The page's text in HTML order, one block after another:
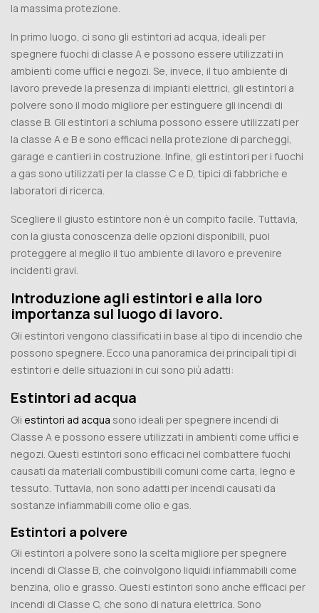
la massima protezione.
In primo luogo, ci sono gli estintori ad acqua, ideali per
spegnere fuochi di classe A e possono essere utilizzati in
ambienti come uffici e negozi. Se, invece, il tuo ambiente di
lavoro prevede la presenza di impianti elettrici, gli estintori a
polvere sono il modo migliore per estinguere gli incendi di
classe B. Gli estintori a schiuma possono essere utilizzati per
la classe A e B e sono efficaci nella protezione di parcheggi,
garage e cantieri in costruzione. Infine, gli estintori per i fuochi
a gas sono utilizzati per la classe C e D, tipici di fabbriche e
laboratori di ricerca.
Scegliere il giusto estintore non è un compito facile. Tuttavia,
con la giusta conoscenza delle opzioni disponibili, puoi
proteggere al meglio il tuo ambiente di lavoro e prevenire
incidenti gravi.
Introduzione agli estintori e alla loro
importanza sul luogo di lavoro.
Gli estintori vengono classificati in base al tipo di incendio che
possono spegnere. Ecco una panoramica dei principali tipi di
estintori e delle situazioni in cui sono più adatti:
Estintori ad acqua
Gli estintori ad acqua sono ideali per spegnere incendi di
Classe A e possono essere utilizzati in ambienti come uffici e
negozi. Questi estintori sono efficaci nel combattere fuochi
causati da materiali combustibili comuni come carta, legno e
tessuto. Tuttavia, non sono adatti per incendi causati da
sostanze infiammabili come olio e gas.
Estintori a polvere
Gli estintori a polvere sono la scelta migliore per spegnere
incendi di Classe B, che coinvolgono liquidi infiammabili come
benzina, olio e grasso. Questi estintori sono anche efficaci per
incendi di Classe C, che sono di natura elettrica. Sono